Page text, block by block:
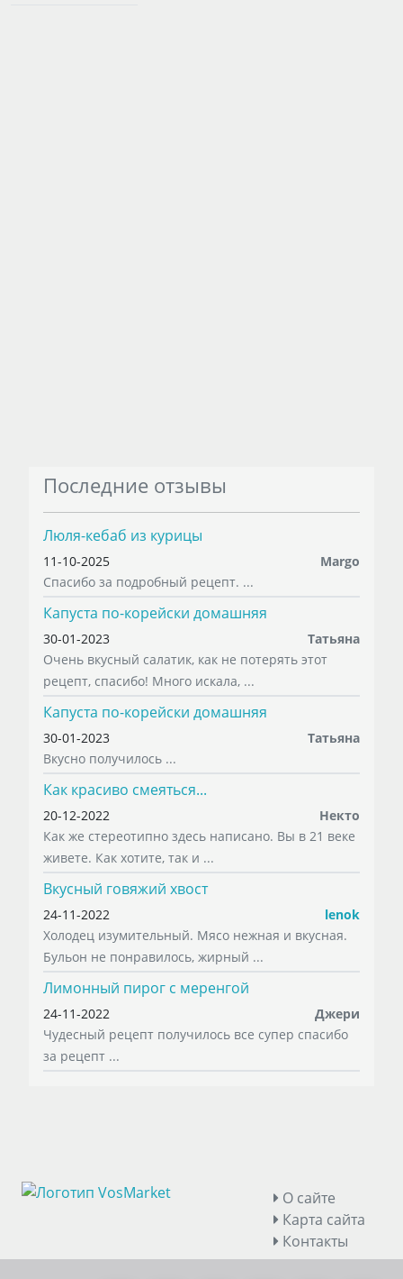
Последние отзывы
Люля-кебаб из курицы
11-10-2025
Margo
Спасибо за подробный рецепт. ...
Капуста по-корейски домашняя
30-01-2023
Татьяна
Очень вкусный салатик, как не потерять этот
рецепт, спасибо! Много искала, ...
Капуста по-корейски домашняя
30-01-2023
Татьяна
Вкусно получилось ...
Как красиво смеяться...
20-12-2022
Некто
Как же стереотипно здесь написано. Вы в 21 веке
живете. Как хотите, так и ...
Вкусный говяжий хвост
24-11-2022
lenok
Холодец изумительный. Мясо нежная и вкусная.
Бульон не понравилось, жирный ...
Лимонный пирог с меренгой
24-11-2022
Джери
Чудесный рецепт получилось все супер спасибо
за рецепт ...
О сайте
Карта сайта
Контакты